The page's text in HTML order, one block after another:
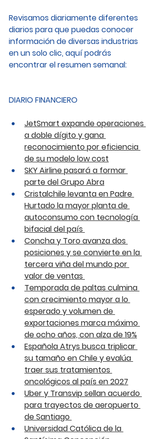
Revisamos diariamente diferentes
diarios para que puedas conocer
información de diversas industrias
en un solo clic, aquí podrás
encontrar el resumen semanal:
DIARIO FINANCIERO
JetSmart expande operaciones
a doble dígito y gana
reconocimiento por eficiencia
de su modelo low cost
SKY Airline pasará a formar
parte del Grupo Abra
Cristalchile levanta en Padre
Hurtado la mayor planta de
autoconsumo con tecnología
bifacial del país
Concha y Toro avanza dos
posiciones y se convierte en la
tercera viña del mundo por
valor de ventas
Temporada de paltas culmina
con crecimiento mayor a lo
esperado y volumen de
exportaciones marca máximo
de ocho años, con alza de 19%
Española Atrys busca triplicar
su tamaño en Chile y evalúa
traer sus tratamientos
oncológicos al país en 2027
Uber y Transvip sellan acuerdo
para trayectos de aeropuerto
de Santiago
Universidad Católica de la